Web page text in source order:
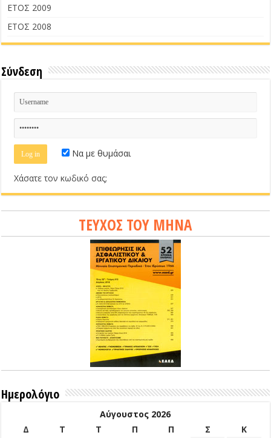
ΕΤΟΣ 2009
ΕΤΟΣ 2008
Σύνδεση
Να με θυμάσαι
Χάσατε τον κωδικό σας;
ΤΕΥΧΟΣ ΤΟΥ ΜΗΝΑ
Ημερολόγιο
Αύγουστος 2026
Δ
Τ Τ Π Π Σ
Κ